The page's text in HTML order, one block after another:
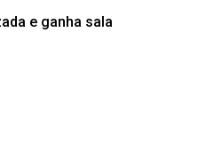
e ganha sala